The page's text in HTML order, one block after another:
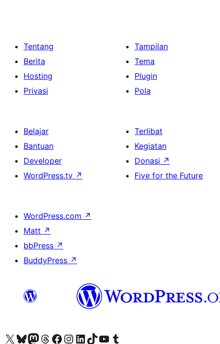
Tentang
Berita
Hosting
Privasi
Tampilan
Tema
Plugin
Pola
Belajar
Bantuan
Developer
WordPress.tv ↗
Terlibat
Kegiatan
Donasi ↗
Five for the Future
WordPress.com ↗
Matt ↗
bbPress ↗
BuddyPress ↗
Kunjungi akun X (sebelumnya Twitter) kamiVisit our Bluesky account
Kunjungi akun Mastodon kami
Visit our Threads account
Kunjungi halaman Facebook kamiKunjungi akun Instagram kamiKunjungi akun LinkedIn kami
Visit our TikTok account
Kunjungi channel YouTube kamiVisit our Tumblr account